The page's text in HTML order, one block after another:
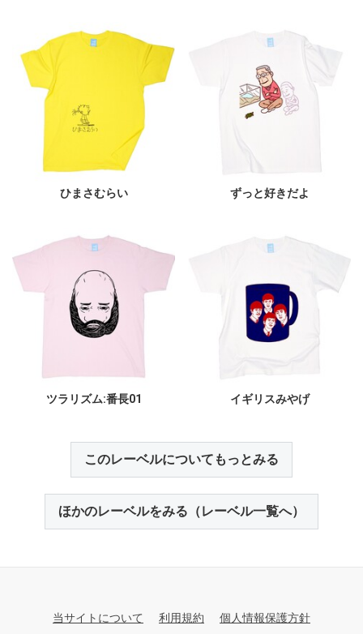
ひまさむらい ずっと好きだよ
ツラリズム:番長01 イギリスみやげ
このレーベルについてもっとみる
ほかのレーベルをみる（レーベル一覧へ）
当サイトについて 利用規約 個人情報保護方針